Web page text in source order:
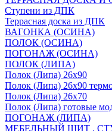
Ступени из ДПК
Террасная доска из ДПК
ВАГОНКА (ОСИНА)
ПОЛОК (ОСИНА)
ПОГОНАЖ (ОСИНА)
ПОЛОК (ЛИПА)
Полок (Липа) 26х90
Полок (Липа) 26х90
Полок (Липа) 26х70
Полок (Липа) готовые
ПОГОНАЖ (ЛИПА)
МЕБЕЛЬНЫЙ ЩИТ ,